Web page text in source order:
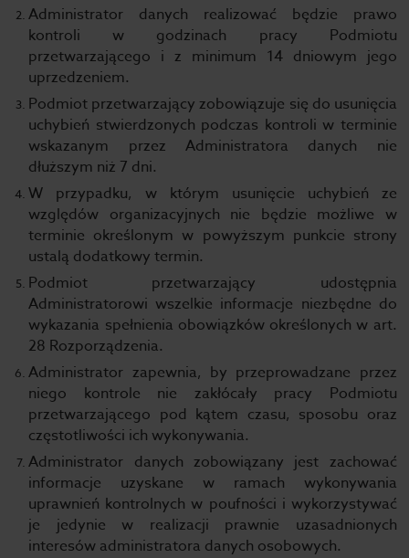
Administrator danych realizować będzie prawo
kontroli w godzinach pracy Podmiotu
przetwarzającego i z minimum 14 dniowym jego
uprzedzeniem.
Podmiot przetwarzający zobowiązuje się do usunięcia
uchybień stwierdzonych podczas kontroli w terminie
wskazanym przez Administratora danych nie
dłuższym niż 7 dni.
W przypadku, w którym usunięcie uchybień ze
względów organizacyjnych nie będzie możliwe w
terminie określonym w powyższym punkcie strony
ustalą dodatkowy termin.
Podmiot przetwarzający udostępnia
Administratorowi wszelkie informacje niezbędne do
wykazania spełnienia obowiązków określonych w art.
28 Rozporządzenia.
Administrator zapewnia, by przeprowadzane przez
niego kontrole nie zakłócały pracy Podmiotu
przetwarzającego pod kątem czasu, sposobu oraz
częstotliwości ich wykonywania.
Administrator danych zobowiązany jest zachować
informacje uzyskane w ramach wykonywania
uprawnień kontrolnych w poufności i wykorzystywać
je jedynie w realizacji prawnie uzasadnionych
interesów administratora danych osobowych.